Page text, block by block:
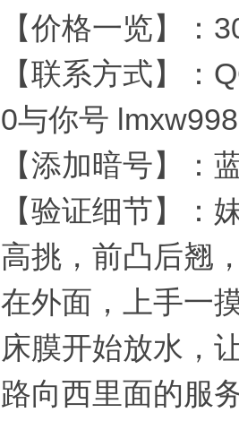
【价格一览】：
【联系方式】
0与你号 lmxw998
【添加暗号】：
【验证细节】：
高挑，前凸后翘
在外面，上手一
床膜开始放水，
路向西里面的服